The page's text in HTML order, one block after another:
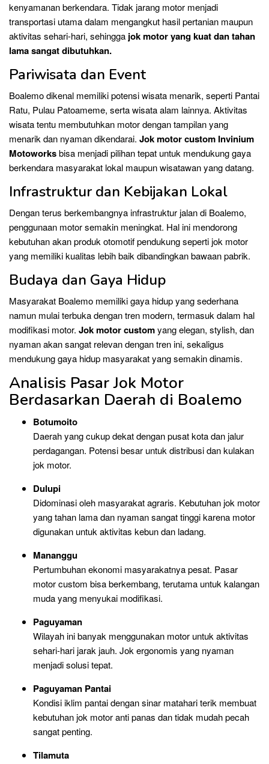
kenyamanan berkendara. Tidak jarang motor menjadi
transportasi utama dalam mengangkut hasil pertanian maupun
aktivitas sehari-hari, sehingga jok motor yang kuat dan tahan
lama sangat dibutuhkan.
Pariwisata dan Event
Boalemo dikenal memiliki potensi wisata menarik, seperti Pantai
Ratu, Pulau Patoameme, serta wisata alam lainnya. Aktivitas
wisata tentu membutuhkan motor dengan tampilan yang
menarik dan nyaman dikendarai. Jok motor custom Invinium
Motoworksbisa menjadi pilihan tepat untuk mendukung gaya
berkendara masyarakat lokal maupun wisatawan yang datang.
Infrastruktur dan Kebijakan Lokal
Dengan terus berkembangnya infrastruktur jalan di Boalemo,
penggunaan motor semakin meningkat. Hal ini mendorong
kebutuhan akan produk otomotif pendukung seperti jok motor
yang memiliki kualitas lebih baik dibandingkan bawaan pabrik.
Budaya dan Gaya Hidup
Masyarakat Boalemo memiliki gaya hidup yang sederhana
namun mulai terbuka dengan tren modern, termasuk dalam hal
modifikasi motor. Jok motor customyang elegan, stylish, dan
nyaman akan sangat relevan dengan tren ini, sekaligus
mendukung gaya hidup masyarakat yang semakin dinamis.
Analisis Pasar Jok Motor
Berdasarkan Daerah di Boalemo
Botumoito
Daerah yang cukup dekat dengan pusat kota dan jalur
perdagangan. Potensi besar untuk distribusi dan kulakan
jok motor.
Dulupi
Didominasi oleh masyarakat agraris. Kebutuhan jok motor
yang tahan lama dan nyaman sangat tinggi karena motor
digunakan untuk aktivitas kebun dan ladang.
Mananggu
Pertumbuhan ekonomi masyarakatnya pesat. Pasar
motor custom bisa berkembang, terutama untuk kalangan
muda yang menyukai modifikasi.
Paguyaman
Wilayah ini banyak menggunakan motor untuk aktivitas
sehari-hari jarak jauh. Jok ergonomis yang nyaman
menjadi solusi tepat.
Paguyaman Pantai
Kondisi iklim pantai dengan sinar matahari terik membuat
kebutuhan jok motor anti panas dan tidak mudah pecah
sangat penting.
Tilamuta